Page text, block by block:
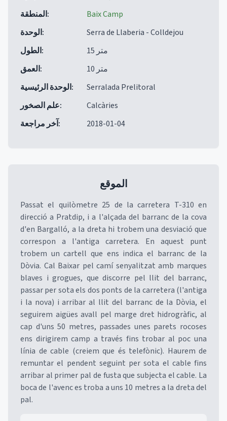
المنطقة:
Baix Camp
الوحدة:
Serra de Llaberia - Colldejou
الطول:
15 متر
العمق:
10 متر
الوحدة الرئيسية:
Serralada Prelitoral
علم الصخور:
Calcàries
آخر مراجعة: 2018-01-04
الموقع
Passat el quilòmetre 25 de la carretera T-310 en
direcció a Pratdip, i a l'alçada del barranc de la cova
d'en Bargalló, a la dreta hi trobem una desviació que
correspon a l'antiga carretera. En aquest punt
trobem un cartell que ens indica el barranc de la
Dòvia. Cal Baixar pel camí senyalitzat amb marques
blaves i grogues, que discorre pel llit del barranc,
passar per sota els dos ponts de la carretera (l'antiga
i la nova) i arribar al llit del barranc de la Dòvia, el
seguirem aigües avall pel marge dret hidrogràfic, al
cap d'uns 50 metres, passades unes parets rocoses
ens dirigirem camp a través fins trobar al poc una
línia de cable (creiem que és telefònic). Haurem de
remuntar el pendent seguint per sota el cable fins
arribar al primer pal de fusta que subjecta el cable. La
boca de l'avenc es troba a uns 10 metres a la dreta del
pal.